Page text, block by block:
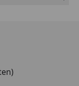
Vitamin A, D
Sehvermögen